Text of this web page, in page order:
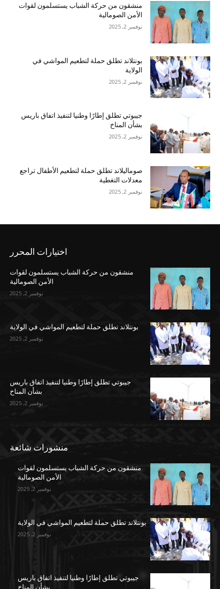
منشقون من حركة الشباب يستسلمون لقوات
الأمن الصومالية
نوفمبر 2, 2025
بونتلاند تطلق حملة لتطعيم المواشي في
الولاية
نوفمبر 2, 2025
جيبوتي تطلق إطارًا وطنيا لتنفيذ اتفاق باريس
بشأن المناخ
نوفمبر 2, 2025
صوماليلاند تطلق حملة لتطعيم الأطفال تراجع
معدلات التغطية
نوفمبر 2, 2025
اختيارات المحرر
منشقون من حركة الشباب يستسلمون لقوات
الأمن الصومالية
نوفمبر 2, 2025
بونتلاند تطلق حملة لتطعيم المواشي في الولاية
نوفمبر 2, 2025
جيبوتي تطلق إطارًا وطنيا لتنفيذ اتفاق باريس
بشأن المناخ
نوفمبر 2, 2025
منشورات شائعة
منشقون من حركة الشباب يستسلمون لقوات
الأمن الصومالية
نوفمبر 2, 2025
بونتلاند تطلق حملة لتطعيم المواشي في الولاية
نوفمبر 2, 2025
جيبوتي تطلق إطارًا وطنيا لتنفيذ اتفاق باريس
بشأن المناخ